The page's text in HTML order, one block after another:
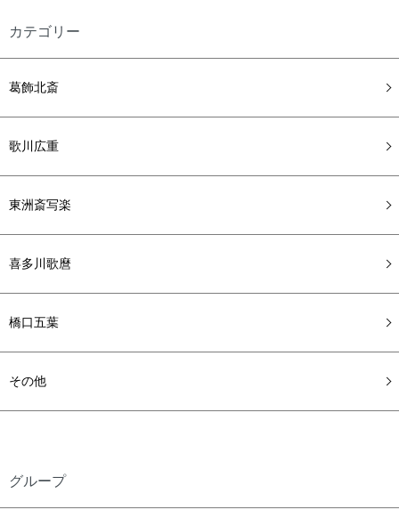
カテゴリー
葛飾北斎
歌川広重
東洲斎写楽
喜多川歌麿
橋口五葉
その他
グループ